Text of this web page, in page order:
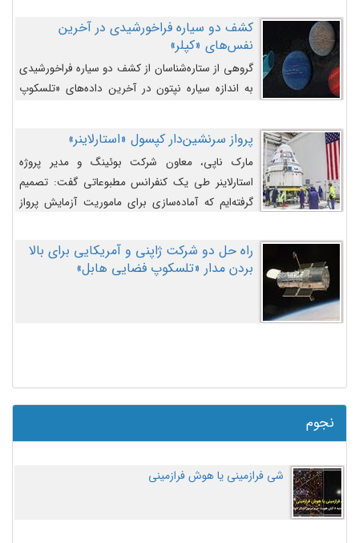
کشف دو سیاره فراخورشیدی در آخرین
نفس‌های «کپلر»
گروهی از ستاره‌شناسان از کشف دو سیاره فراخورشیدی
به اندازه سیاره نپتون در آخرین داده‌های «تلسکوپ
پرواز سرنشین‌دار کپسول «استارلاینر»
مارک ناپی، معاون شرکت بوئینگ و مدیر پروژه
استارلاینر طی یک کنفرانس مطبوعاتی گفت: تصمیم
گرفته‌ایم که آماده‌سازی برای ماموریت آزمایش پرواز
اصلاح کنیم.
راه حل دو شرکت ژاپنی و آمریکایی برای بالا
بردن مدار «تلسکوپ فضایی هابل»
نجوم
شی فرازمینی یا هوش فرازمینی